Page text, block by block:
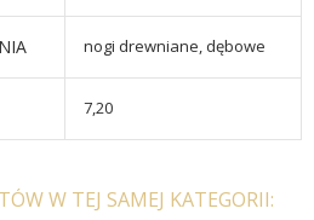
nogi drewniane, dębowe
7,20
W TEJ SAMEJ KATEGORII: